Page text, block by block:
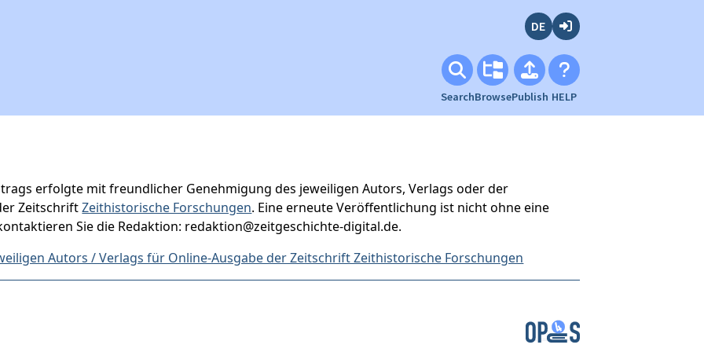
SearchBrowsePublish HELP
erfolgte mit freundlicher Genehmigung des jeweiligen Autors, Verlags oder der
ZeitschriftZeithistorische Forschungen. Eine erneute Veröffentlichung ist nicht ohne eine
Sie die Redaktion: redaktion@zeitgeschichte-digital.de.
Autors / Verlags für Online-Ausgabe der Zeitschrift Zeithistorische Forschungen